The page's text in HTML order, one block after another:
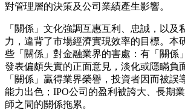
對管理層的決策及公司業績產生影響。
「關係」文化強調互惠互利、忠誠，以及
力，違背了市場經濟實現效率的目標。本
些「關係」對金融業界的害處：有「關係
發表偏頗失實的正面意見，淡化或隱瞞負
「關係」贏得業界榮譽，投資者因而被誤
能力出色；IPO公司的盈利被誇大、長期
師之間的關係拖累。